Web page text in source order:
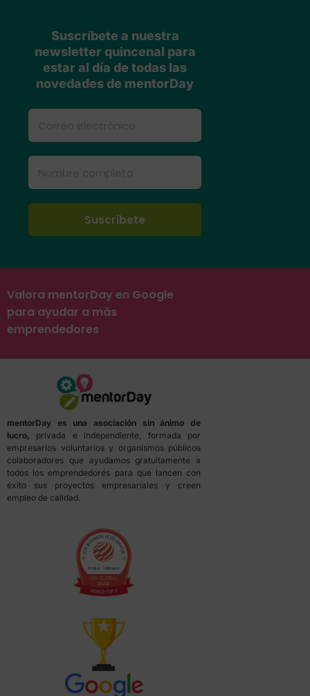
Suscríbete a nuestra
newsletter quincenal para
estar al día de todas las
novedades de mentorDay
Valora mentorDay en Google
para ayudar a más
emprendedores
mentorDay es una asociación sin ánimo de
lucro, privada e independiente, formada por
empresarios voluntarios y organismos públicos
colaboradores que ayudamos gratuitamente a
todos los emprendedores para que lancen con
éxito sus proyectos empresariales y creen
empleo de calidad.